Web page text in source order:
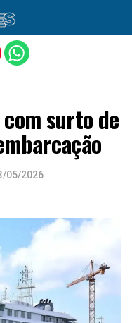
surto de
05/2026